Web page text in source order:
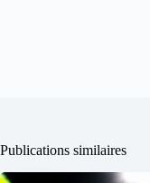
Publications similaires